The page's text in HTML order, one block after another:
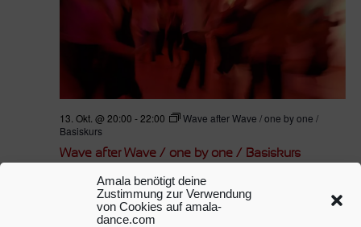
Amala benötigt deine
Zustimmung zur Verwendung
von Cookies auf amala-
dance.com
13. Okt. @ 20:00 -22:00
Wave after Wave / one by one /
Basiskurs
Wave after Wave / one by one / Basiskurs
Sängerschaft SchwabenAm Kriegsbergturm 37, Stuttgart,
Baden Württemberg, Deutschland